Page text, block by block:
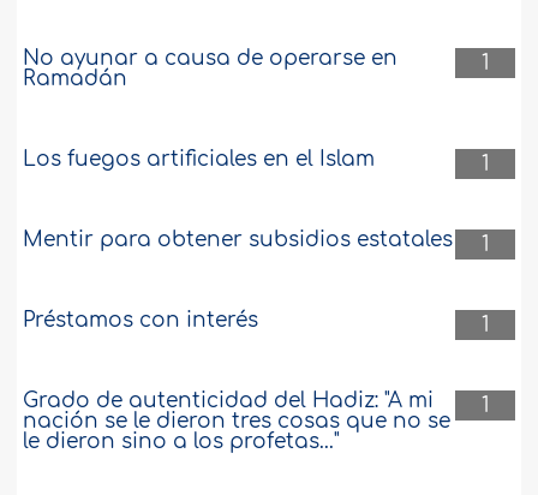
1
No ayunar a causa de operarse en
Ramadán
1
Los fuegos artificiales en el Islam
1
Mentir para obtener subsidios estatales
1
Préstamos con interés
1
Grado de autenticidad del Hadiz: "A mi
nación se le dieron tres cosas que no se
le dieron sino a los profetas..."